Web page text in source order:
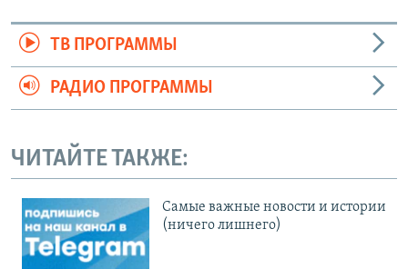
ТВ ПРОГРАММЫ
РАДИО ПРОГРАММЫ
ЧИТАЙТЕ ТАКЖЕ:
Cамые важные новости и истории
(ничего лишнего)